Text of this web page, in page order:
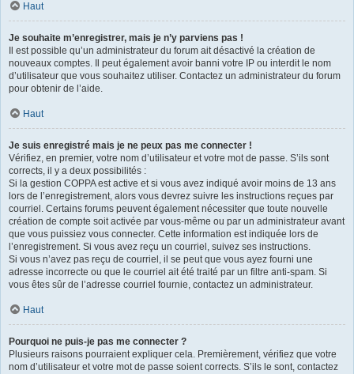
Haut
Je souhaite m’enregistrer, mais je n’y parviens pas !
Il est possible qu’un administrateur du forum ait désactivé la création de
nouveaux comptes. Il peut également avoir banni votre IP ou interdit le nom
d’utilisateur que vous souhaitez utiliser. Contactez un administrateur du forum
pour obtenir de l’aide.
Haut
Je suis enregistré mais je ne peux pas me connecter !
Vérifiez, en premier, votre nom d’utilisateur et votre mot de passe. S’ils sont
corrects, il y a deux possibilités :
Si la gestion COPPA est active et si vous avez indiqué avoir moins de 13 ans
lors de l’enregistrement, alors vous devrez suivre les instructions reçues par
courriel. Certains forums peuvent également nécessiter que toute nouvelle
création de compte soit activée par vous-même ou par un administrateur avant
que vous puissiez vous connecter. Cette information est indiquée lors de
l’enregistrement. Si vous avez reçu un courriel, suivez ses instructions.
Si vous n’avez pas reçu de courriel, il se peut que vous ayez fourni une
adresse incorrecte ou que le courriel ait été traité par un filtre anti-spam. Si
vous êtes sûr de l’adresse courriel fournie, contactez un administrateur.
Haut
Pourquoi ne puis-je pas me connecter ?
Plusieurs raisons pourraient expliquer cela. Premièrement, vérifiez que votre
nom d’utilisateur et votre mot de passe soient corrects. S’ils le sont, contactez